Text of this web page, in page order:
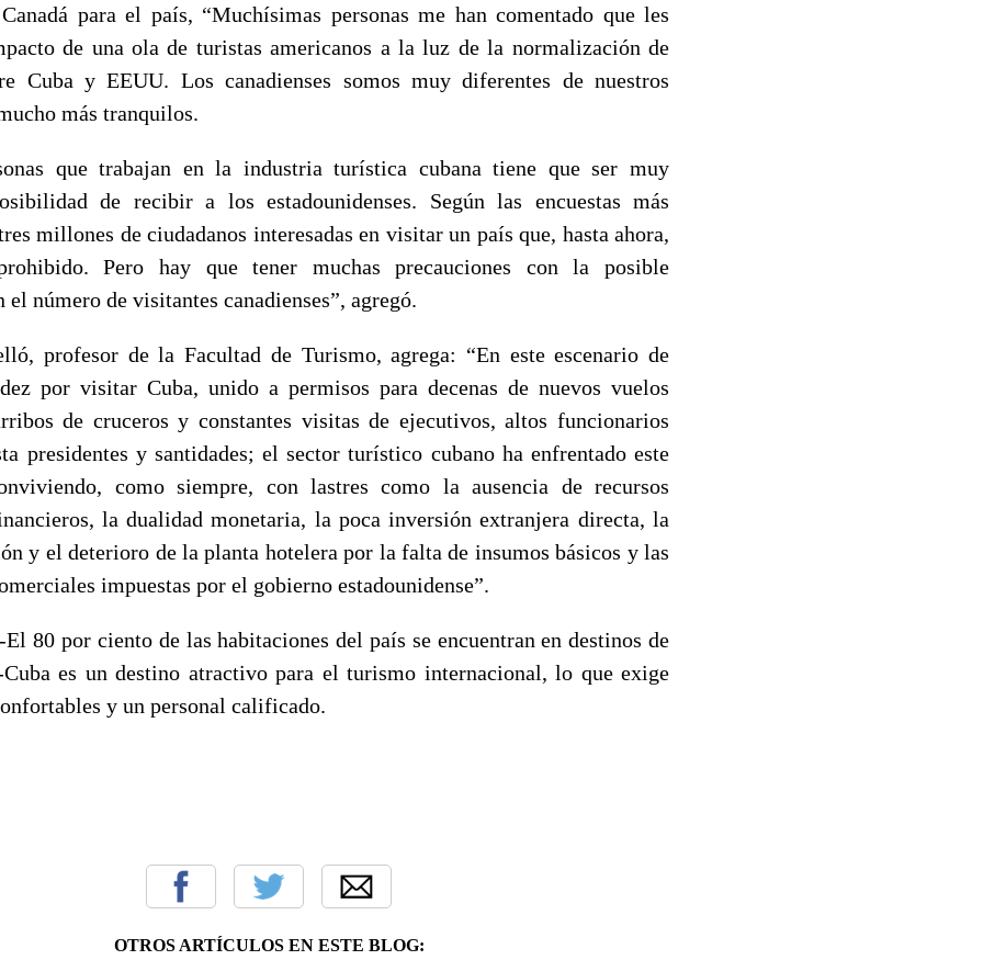
para el país, “Muchísimas personas me han comentado que les
de una ola de turistas americanos a la luz de la normalización de
Cuba y EEUU. Los canadienses somos muy diferentes de nuestros
más tranquilos.
que trabajan en la industria turística cubana tiene que ser muy
de recibir a los estadounidenses. Según las encuestas más
millones de ciudadanos interesadas en visitar un país que, hasta ahora,
Pero hay que tener muchas precauciones con la posible
número de visitantes canadienses”, agregó.
profesor de la Facultad de Turismo, agrega: “En este escenario de
por visitar Cuba, unido a permisos para decenas de nuevos vuelos
de cruceros y constantes visitas de ejecutivos, altos funcionarios
presidentes y santidades; el sector turístico cubano ha enfrentado este
como siempre, con lastres como la ausencia de recursos
la dualidad monetaria, la poca inversión extranjera directa, la
y el deterioro de la planta hotelera por la falta de insumos básicos y las
impuestas por el gobierno estadounidense”.
80 por ciento de las habitaciones del país se encuentran en destinos de
es un destino atractivo para el turismo internacional, lo que exige
y un personal calificado.
OTROS ARTÍCULOS EN ESTE BLOG: